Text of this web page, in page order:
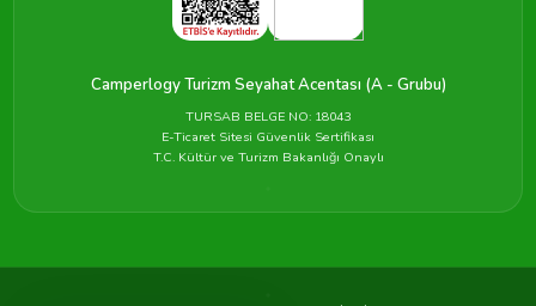
Camperlogy Turizm Seyahat Acentası (A - Grubu)
TURSAB BELGE NO: 18043
E-Ticaret Sitesi Güvenlik Sertifikası
T.C. Kültür ve Turizm Bakanlığı Onaylı